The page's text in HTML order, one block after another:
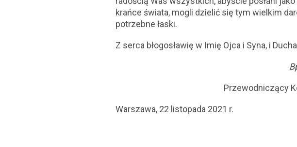
krańce świata, mogli dzielić się tym wielkim
potrzebne łaski.
Z serca błogosławię w Imię Ojca i Syna, i
Przewodniczący
Warszawa, 22 listopada 2021 r.